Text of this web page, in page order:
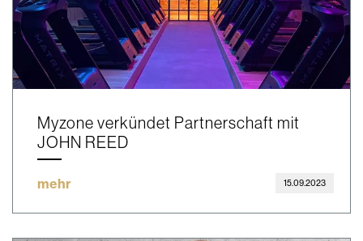
Myzone verkündet Partnerschaft mit
JOHN REED
mehr 15.09.2023